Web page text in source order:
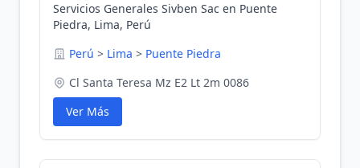
Servicios Generales Sivben Sac en Puente
Piedra, Lima, Perú
Perú > Lima > Puente Piedra
Cl Santa Teresa Mz E2 Lt 2m 0086
Ver Más